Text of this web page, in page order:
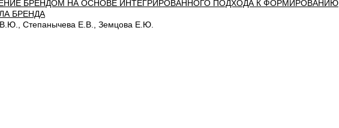
БРЕНДОМ НА ОСНОВЕ ИНТЕГРИРОВАННОГО ПОДХОДА К ФОРМИРОВАНИЮ
БРЕНДА
Степанычева Е.В., Земцова Е.Ю.